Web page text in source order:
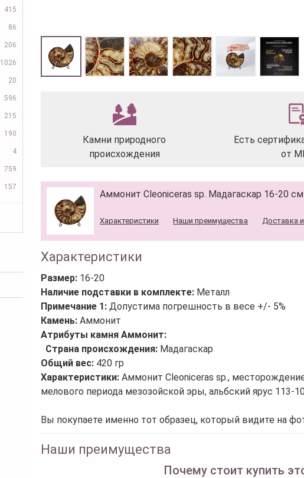
415
86
206
1026
20
596
215
190
4
759
157
Камни природного
происхождения
Есть
от
Аммонит Cleoniceras sp. Мадагаскар 16-20
Характеристики Наши преимущества Доставка
Характеристики
Размер: 16-20
Наличие подставки в комплекте: Металл
Примечание 1: Допустима погрешность в весе +/- 5%
Камень: Аммонит
Атрибуты камня Аммонит:
Страна происхождения: Мадагаскар
Общий вес: 420 гр
Характеристики: Аммонит Cleoniceras sp.,
мелового периода мезозойской эры, альбский ярус 113-
Вы покупаете именно тот образец, который видите на
Наши преимущества
Почему стоит купить